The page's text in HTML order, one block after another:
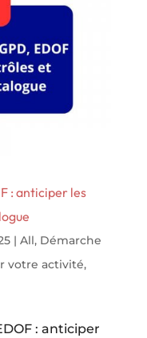
: anticiper les
| All, Démarche
votre activité,
: anticiper